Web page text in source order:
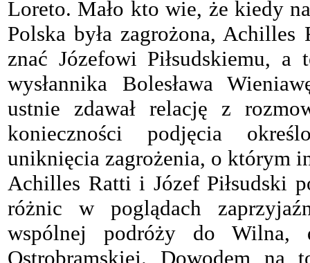
Loreto. Mało kto wie, że kiedy
Polska była zagrożona,
znać Józefowi Piłsudskiemu, a
wysłannika Bolesława
ustnie zdawał relację z
konieczności podjęcia
uniknięcia zagrożenia, o którym
Achilles Ratti i Józef Piłsudski
różnic w poglądach
wspólnej podróży do
Ostrobramskiej. Dowodem